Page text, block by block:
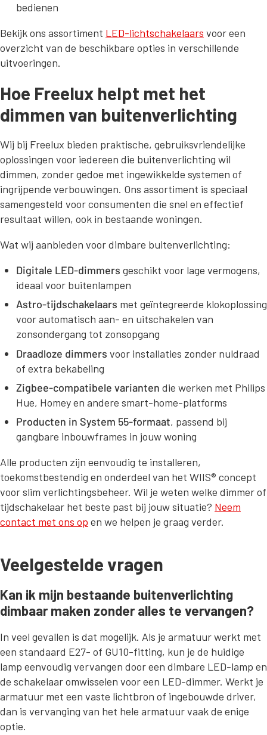
bedienen
Bekijk ons assortiment LED-lichtschakelaars voor een
overzicht van de beschikbare opties in verschillende
uitvoeringen.
Hoe Freelux helpt met het
dimmen van buitenverlichting
Wij bij Freelux bieden praktische, gebruiksvriendelijke
oplossingen voor iedereen die buitenverlichting wil
dimmen, zonder gedoe met ingewikkelde systemen of
ingrijpende verbouwingen. Ons assortiment is speciaal
samengesteld voor consumenten die snel en effectief
resultaat willen, ook in bestaande woningen.
Wat wij aanbieden voor dimbare buitenverlichting:
Digitale LED-dimmers geschikt voor lage vermogens,
ideaal voor buitenlampen
Astro-tijdschakelaars met geïntegreerde klokoplossing
voor automatisch aan- en uitschakelen van
zonsondergang tot zonsopgang
Draadloze dimmers voor installaties zonder nuldraad
of extra bekabeling
Zigbee-compatibele varianten die werken met Philips
Hue, Homey en andere smart-home-platforms
Producten in System 55-formaat, passend bij
gangbare inbouwframes in jouw woning
Alle producten zijn eenvoudig te installeren,
toekomstbestendig en onderdeel van het WIIS® concept
voor slim verlichtingsbeheer. Wil je weten welke dimmer of
tijdschakelaar het beste past bij jouw situatie? Neem
contact met ons op en we helpen je graag verder.
Veelgestelde vragen
Kan ik mijn bestaande buitenverlichting
dimbaar maken zonder alles te vervangen?
In veel gevallen is dat mogelijk. Als je armatuur werkt met
een standaard E27- of GU10-fitting, kun je de huidige
lamp eenvoudig vervangen door een dimbare LED-lamp en
de schakelaar omwisselen voor een LED-dimmer. Werkt je
armatuur met een vaste lichtbron of ingebouwde driver,
dan is vervanging van het hele armatuur vaak de enige
optie.